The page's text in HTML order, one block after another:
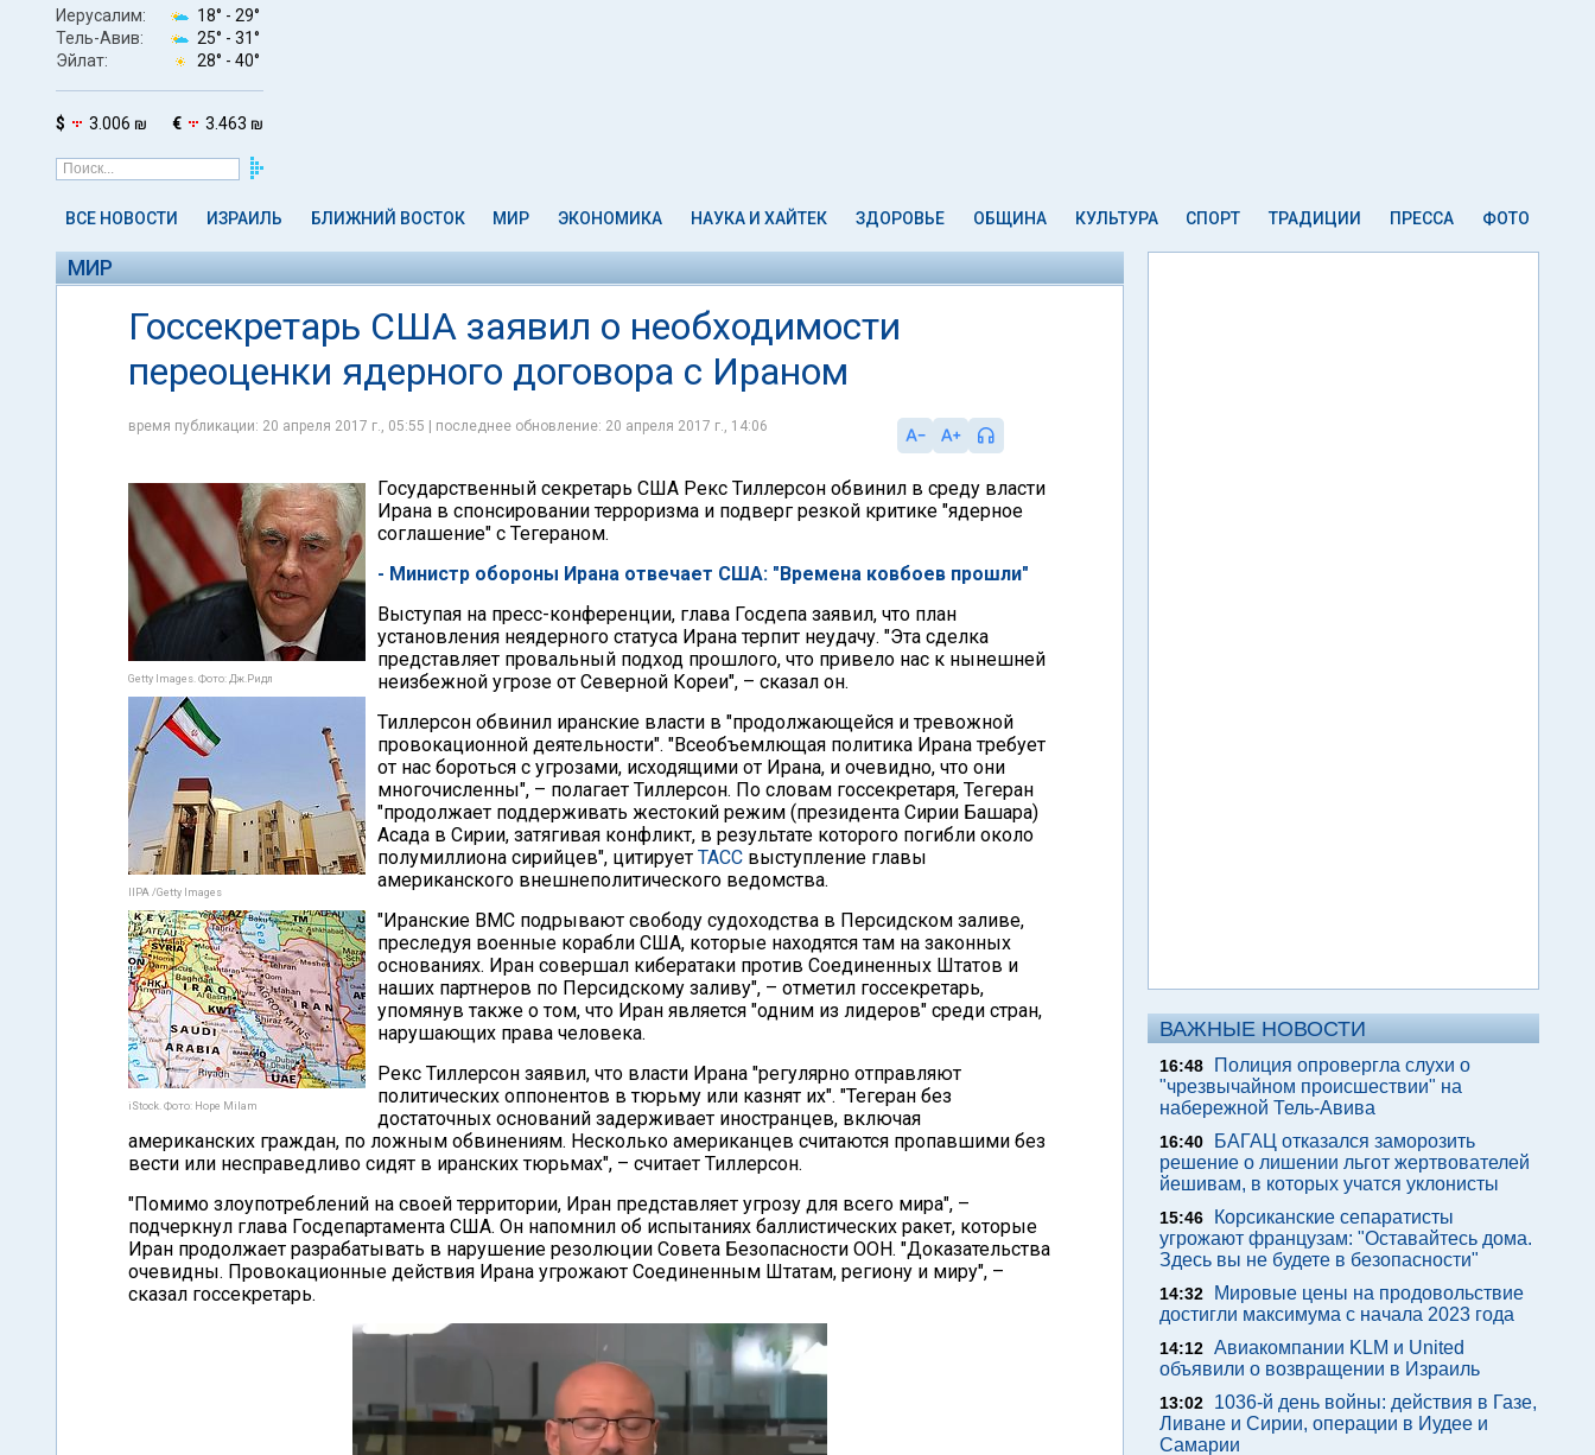
Иерусалим: 18° - 29°
Тель-Авив:
25° - 31°
Эйлат:
28° - 40°
$ 3.006 ₪ € 3.463 ₪
ВСЕ НОВОСТИ ИЗРАИЛЬ БЛИЖНИЙ ВОСТОК МИР ЭКОНОМИКА НАУКА И ХАЙТЕК ЗДОРОВЬЕ ОБЩИНА КУЛЬТУРА СПОРТ ТРАДИЦИИ ПРЕССА ФОТО
МИР
Госсекретарь США заявил о необходимости
переоценки ядерного договора с Ираном
время публикации: 20 апреля 2017 г., 05:55 | последнее обновление: 20 апреля 2017 г., 14:06
Getty Images. Фото: Дж.Ридл
IIPA /Getty Images
iStock. Фото: Hope Milam
Государственный секретарь США Рекс Тиллерсон обвинил в среду власти
Ирана в спонсировании терроризма и подверг резкой критике "ядерное
соглашение" с Тегераном.
- Министр обороны Ирана отвечает США: "Времена ковбоев прошли"
Выступая на пресс-конференции, глава Госдепа заявил, что план
установления неядерного статуса Ирана терпит неудачу. "Эта сделка
представляет провальный подход прошлого, что привело нас к нынешней
неизбежной угрозе от Северной Кореи", – сказал он.
Тиллерсон обвинил иранские власти в "продолжающейся и тревожной
провокационной деятельности". "Всеобъемлющая политика Ирана требует
от нас бороться с угрозами, исходящими от Ирана, и очевидно, что они
многочисленны", – полагает Тиллерсон. По словам госсекретаря, Тегеран
"продолжает поддерживать жестокий режим (президента Сирии Башара)
Асада в Сирии, затягивая конфликт, в результате которого погибли около
полумиллиона сирийцев", цитирует ТАСС выступление главы
американского внешнеполитического ведомства.
"Иранские ВМС подрывают свободу судоходства в Персидском заливе,
преследуя военные корабли США, которые находятся там на законных
основаниях. Иран совершал кибератаки против Соединенных Штатов и
наших партнеров по Персидскому заливу", – отметил госсекретарь,
упомянув также о том, что Иран является "одним из лидеров" среди стран,
нарушающих права человека.
Рекс Тиллерсон заявил, что власти Ирана "регулярно отправляют
политических оппонентов в тюрьму или казнят их". "Тегеран без
достаточных оснований задерживает иностранцев, включая
американских граждан, по ложным обвинениям. Несколько американцев считаются пропавшими без
вести или несправедливо сидят в иранских тюрьмах", – считает Тиллерсон.
"Помимо злоупотреблений на своей территории, Иран представляет угрозу для всего мира", –
подчеркнул глава Госдепартамента США. Он напомнил об испытаниях баллистических ракет, которые
Иран продолжает разрабатывать в нарушение резолюции Совета Безопасности ООН. "Доказательства
очевидны. Провокационные действия Ирана угрожают Соединенным Штатам, региону и миру", –
сказал госсекретарь.
ВАЖНЫЕ НОВОСТИ
16:48
Полиция опровергла слухи о
"чрезвычайном происшествии" на
набережной Тель-Авива
16:40
БАГАЦ отказался заморозить
решение о лишении льгот жертвователей
йешивам, в которых учатся уклонисты
15:46
Корсиканские сепаратисты
угрожают французам: "Оставайтесь дома.
Здесь вы не будете в безопасности"
14:32
Мировые цены на продовольствие
достигли максимума с начала 2023 года
14:12 Авиакомпании KLM и United
объявили о возвращении в Израиль
13:02
1036-й день войны: действия в Газе,
Ливане и Сирии, операции в Иудее и
Самарии